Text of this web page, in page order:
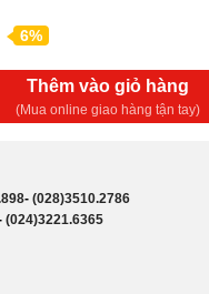
6%
Thêm vào giỏ hàng
(Mua online giao hàng tận tay)
-(028)3510.2786
(024)3221.6365